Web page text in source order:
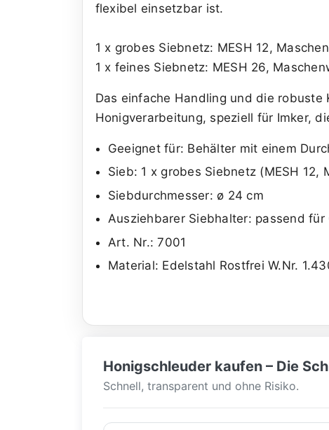
flexibel einsetzbar ist.
1 x grobes Siebnetz: MESH 12,
1 x feines Siebnetz: MESH 26,
Das einfache Handling und die
Honigverarbeitung, speziell für Imker,
Geeignet für: Behälter mit einem
Sieb: 1 x grobes Siebnetz (MESH
Siebdurchmesser: ø 24 cm
Ausziehbarer Siebhalter: passend
Art. Nr.: 7001
Material: Edelstahl Rostfrei W.Nr.
Honigschleuder kaufen – Die
Schnell, transparent und ohne Risiko.